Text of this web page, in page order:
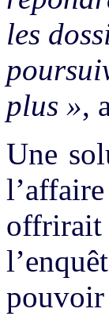
les
plus »,
Une
offrirait
pouvoir